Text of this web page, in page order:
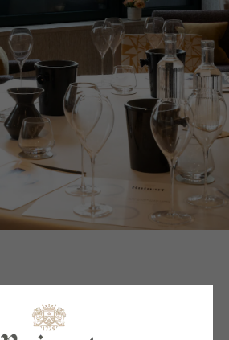
Sommelier Challenge
un’occasione di